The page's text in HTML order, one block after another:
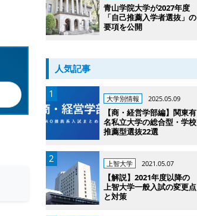
青山学院大学が2027年度
「自己推薦入学者選抜」の
要項を公開
人気記事
大学別情報 2025.05.09
【商・経営学部編】関東有
名私立大学の総合型・学校
推薦型選抜22選
上智大学 2021.05.07
【解説】2021年度以降の
上智大学一般入試の変更点
と対策